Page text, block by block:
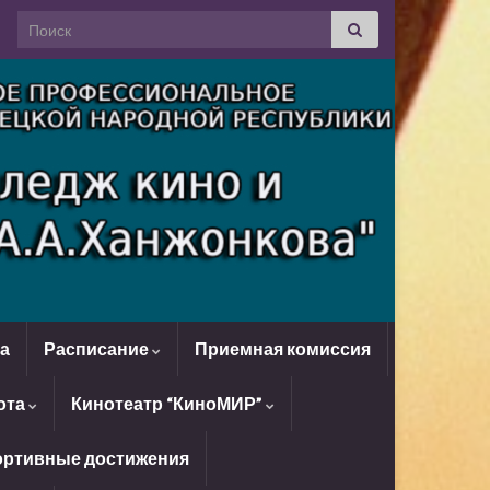
Search for:
Расписание Приемная комиссия
Кинотеатр “КиноМИР”
достижения